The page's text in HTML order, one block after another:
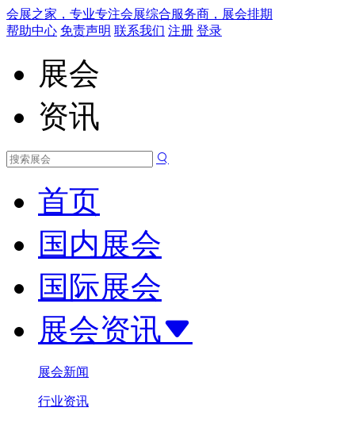
会展之家，专业专注会展综合服务商，展会排期
帮助中心 免责声明 联系我们 注册 登录
展会
资讯
首页
国内展会
国际展会
展会资讯
展会新闻
行业资讯